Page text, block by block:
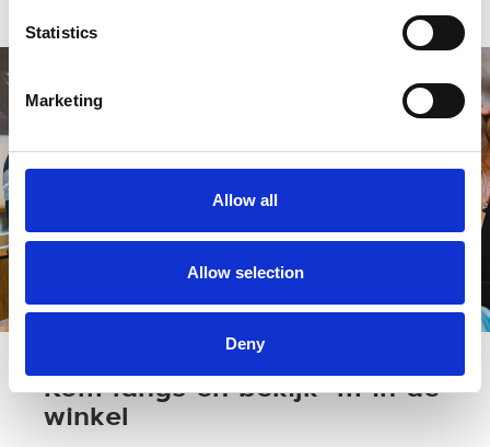
Statistics
Marketing
Allow all
Allow selection
Deny
Kom langs en bekijk ‘m in de
winkel